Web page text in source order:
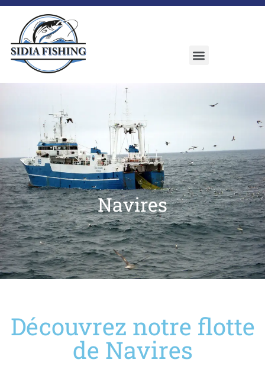
Navires
Navires
Découvrez notre flotte
de Navires